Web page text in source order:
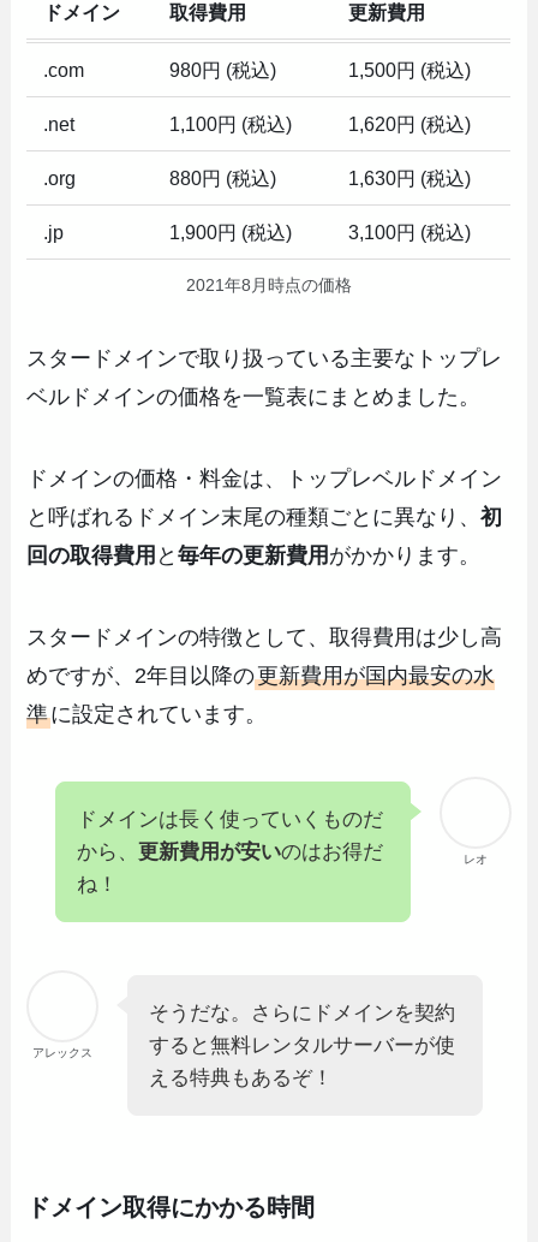
ドメイン 取得費用 更新費用
.com 980円 (税込) 1,500円 (税込)
.net 1,100円 (税込) 1,620円 (税込)
.org 880円 (税込) 1,630円 (税込)
.jp 1,900円 (税込) 3,100円 (税込)
2021年8月時点の価格
スタードメインで取り扱っている主要なトップレ
ベルドメインの価格を一覧表にまとめました。
ドメインの価格・料金は、トップレベルドメイン
と呼ばれるドメイン末尾の種類ごとに異なり、初
回の取得費用 と毎年の更新費用 がかかります。
スタードメインの特徴として、取得費用は少し高
めですが、2年目以降の更新費用が国内最安の水
準に設定されています。
レオ
ドメインは長く使っていくものだ
から、更新費用が安いのはお得だ
ね！
アレックス
そうだな。さらにドメインを契約
すると無料レンタルサーバーが使
える特典もあるぞ！
ドメイン取得にかかる時間